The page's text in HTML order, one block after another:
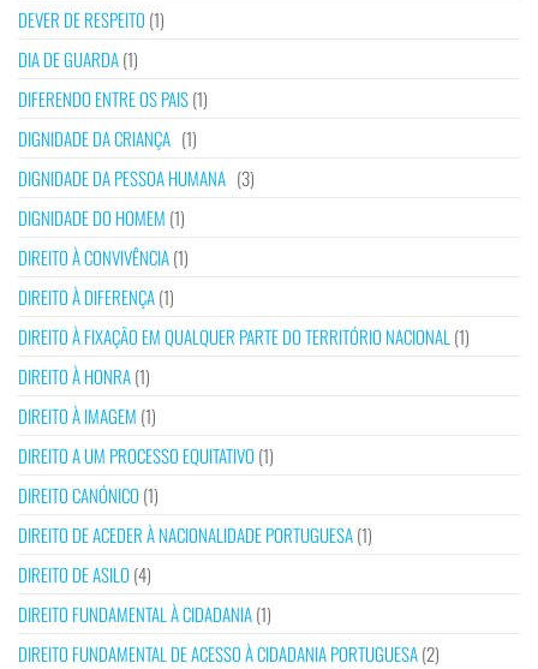
DEVER DE RESPEITO (1)
DIA DE GUARDA(1)
DIFERENDO ENTRE OS PAIS(1)
DIGNIDADE DA CRIANÇA (1)
DIGNIDADE DA PESSOA HUMANA (3)
DIGNIDADE DO HOMEM (1)
DIREITO À CONVIVÊNCIA(1)
DIREITO À DIFERENÇA(1)
DIREITO À FIXAÇÃO EM QUALQUER PARTE DO TERRITÓRIO NACIONAL (1)
DIREITO À HONRA(1)
DIREITO À IMAGEM (1)
DIREITO A UM PROCESSO EQUITATIVO (1)
DIREITO CANÓNICO (1)
DIREITO DE ACEDER À NACIONALIDADE PORTUGUESA(1)
DIREITO DE ASILO (4)
DIREITO FUNDAMENTAL À CIDADANIA(1)
DIREITO FUNDAMENTAL DE ACESSO À CIDADANIA PORTUGUESA(2)